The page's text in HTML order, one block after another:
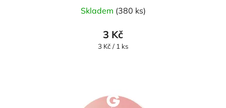
Skladem (380 ks)
3 Kč
Měrná
3 Kč / 1 ks